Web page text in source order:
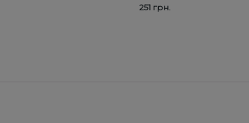
251 грн.